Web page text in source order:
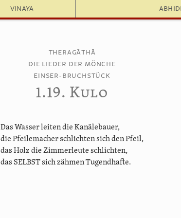
Vinaya
Theragāthā
Die Lieder der Mönche
Einser-Bruchstück
1.19. Kulo
Das Wasser leiten die Kanälebauer,
die Pfeilemacher schlichten sich den Pfeil,
das Holz die Zimmerleute schlichten,
das SELBST sich zähmen Tugendhafte.